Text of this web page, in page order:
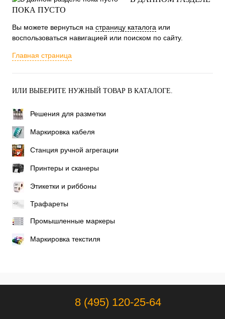
ПОКА ПУСТО
Вы можете вернуться на страницу каталога или
воспользоваться навигацией или поиском по сайту.
Главная страница
ИЛИ ВЫБЕРИТЕ НУЖНЫЙ ТОВАР В КАТАЛОГЕ.
Решения для разметки
Маркировка кабеля
Станция ручной агрегации
Принтеры и сканеры
Этикетки и риббоны
Трафареты
Промышленные маркеры
Маркировка текстиля
8 (495) 120-25-64